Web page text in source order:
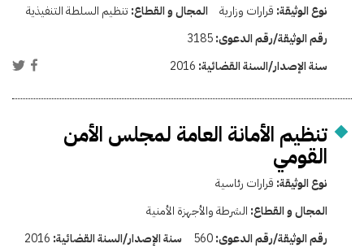
نوع الوثيقة: قرارات وزارية المجال و القطاع: تنظيم السلطة التنفيذية
رقم الوثيقة/رقم الدعوى:3185
سنة الإصدار/السنة القضائية: 2016
تنظيم الأمانة العامة لمجلس الأمن
القومي
نوع الوثيقة: قرارات رئاسية
المجال و القطاع: الشرطة والأجهزة الأمنية
رقم الوثيقة/رقم الدعوى:560 سنة الإصدار/السنة القضائية: 2016